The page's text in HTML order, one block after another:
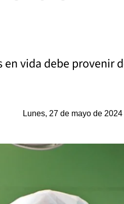
vida debe provenir
Lunes, 27 de mayo de